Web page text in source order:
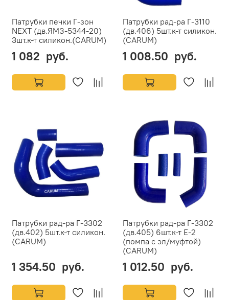
Патрубки печки Г-зон
NEXT (дв.ЯМЗ-5344-20)
3шт.к-т силикон.(CARUM)
1 082 руб.
Патрубки рад-ра Г-3110
(дв.406) 5шт.к-т силикон.
(CARUM)
1 008.50 руб.
Патрубки рад-ра Г-3302
(дв.402) 5шт.к-т силикон.
(CARUM)
1 354.50 руб.
Патрубки рад-ра Г-3302
(дв.405) 6шт.к-т Е-2
(помпа с эл/муфтой)
(CARUM)
1 012.50 руб.